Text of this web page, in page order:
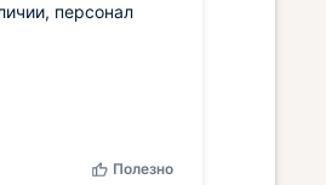
персонал
Полезно